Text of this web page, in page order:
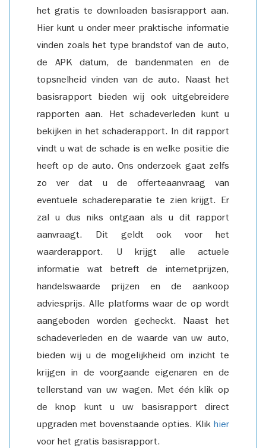
het gratis te downloaden basisrapport aan.
Hier kunt u onder meer praktische informatie
vinden zoals het type brandstof van de auto,
de APK datum, de bandenmaten en de
topsnelheid vinden van de auto. Naast het
basisrapport bieden wij ook uitgebreidere
rapporten aan. Het schadeverleden kunt u
bekijken in het schaderapport. In dit rapport
vindt u wat de schade is en welke positie die
heeft op de auto. Ons onderzoek gaat zelfs
zo ver dat u de offerteaanvraag van
eventuele schadereparatie te zien krijgt. Er
zal u dus niks ontgaan als u dit rapport
aanvraagt. Dit geldt ook voor het
waarderapport. U krijgt alle actuele
informatie wat betreft de internetprijzen,
handelswaarde prijzen en de aankoop
adviesprijs. Alle platforms waar de op wordt
aangeboden worden gecheckt. Naast het
schadeverleden en de waarde van uw auto,
bieden wij u de mogelijkheid om inzicht te
krijgen in de voorgaande eigenaren en de
tellerstand van uw wagen. Met één klik op
de knop kunt u uw basisrapport direct
upgraden met bovenstaande opties. Klik hier
voor het gratis basisrapport.